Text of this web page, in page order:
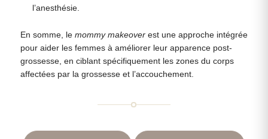
l’anesthésie.
En somme, le mommy makeoverest une approche intégrée
pour aider les femmes à améliorer leur apparence post-
grossesse, en ciblant spécifiquement les zones du corps
affectées par la grossesse et l’accouchement.